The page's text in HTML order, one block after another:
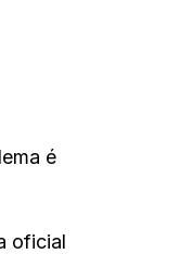
é
oficial